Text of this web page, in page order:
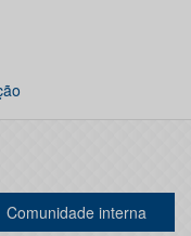
Comunidade interna